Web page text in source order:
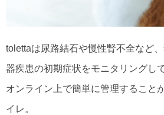
tolettaは尿路結石や慢性腎不全など
器疾患の初期症状をモニタリングし
オンライン上で簡単に管理すること
イレ。